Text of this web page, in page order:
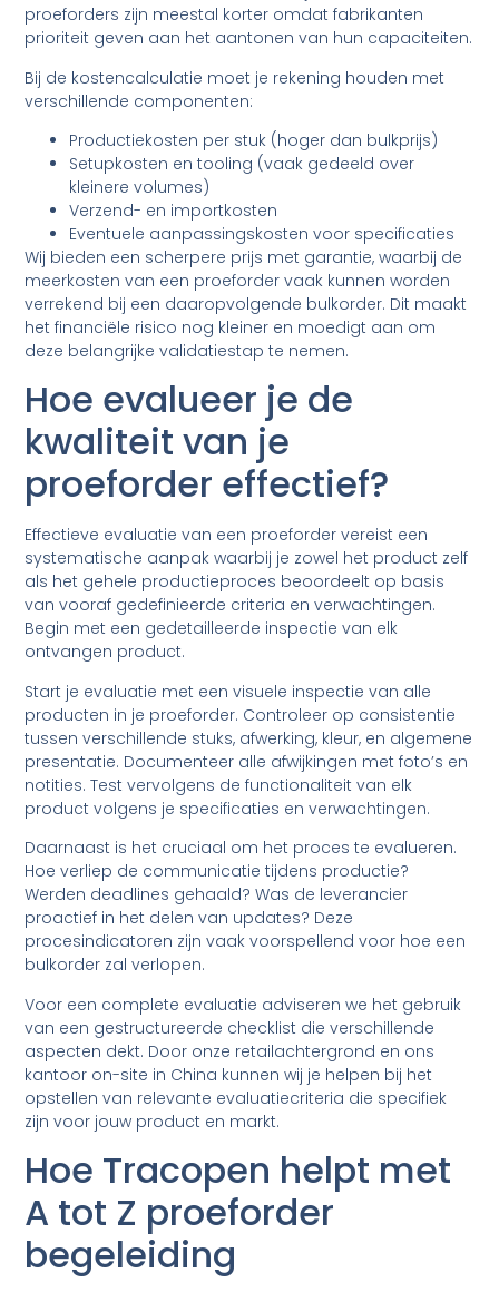
proeforders zijn meestal korter omdat fabrikanten
prioriteit geven aan het aantonen van hun capaciteiten.
Bij de kostencalculatie moet je rekening houden met
verschillende componenten:
Productiekosten per stuk (hoger dan bulkprijs)
Setupkosten en tooling (vaak gedeeld over
kleinere volumes)
Verzend- en importkosten
Eventuele aanpassingskosten voor specificaties
Wij bieden een scherpere prijs met garantie, waarbij de
meerkosten van een proeforder vaak kunnen worden
verrekend bij een daaropvolgende bulkorder. Dit maakt
het financiële risico nog kleiner en moedigt aan om
deze belangrijke validatiestap te nemen.
Hoe evalueer je de
kwaliteit van je
proeforder effectief?
Effectieve evaluatie van een proeforder vereist een
systematische aanpak waarbij je zowel het product zelf
als het gehele productieproces beoordeelt op basis
van vooraf gedefinieerde criteria en verwachtingen.
Begin met een gedetailleerde inspectie van elk
ontvangen product.
Start je evaluatie met een visuele inspectie van alle
producten in je proeforder. Controleer op consistentie
tussen verschillende stuks, afwerking, kleur, en algemene
presentatie. Documenteer alle afwijkingen met foto’s en
notities. Test vervolgens de functionaliteit van elk
product volgens je specificaties en verwachtingen.
Daarnaast is het cruciaal om het proces te evalueren.
Hoe verliep de communicatie tijdens productie?
Werden deadlines gehaald? Was de leverancier
proactief in het delen van updates? Deze
procesindicatoren zijn vaak voorspellend voor hoe een
bulkorder zal verlopen.
Voor een complete evaluatie adviseren we het gebruik
van een gestructureerde checklist die verschillende
aspecten dekt. Door onze retailachtergrond en ons
kantoor on-site in China kunnen wij je helpen bij het
opstellen van relevante evaluatiecriteria die specifiek
zijn voor jouw product en markt.
Hoe Tracopen helpt met
A tot Z proeforder
begeleiding